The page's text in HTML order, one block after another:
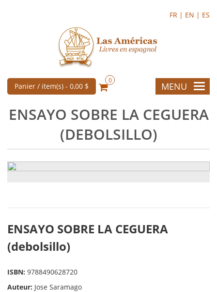
FR | EN | ES
Panier / item(s) - 0,00 $
0
MENU
ENSAYO SOBRE LA CEGUERA
(DEBOLSILLO)
ENSAYO SOBRE LA CEGUERA
(debolsillo)
ISBN: 9788490628720
Auteur: Jose Saramago